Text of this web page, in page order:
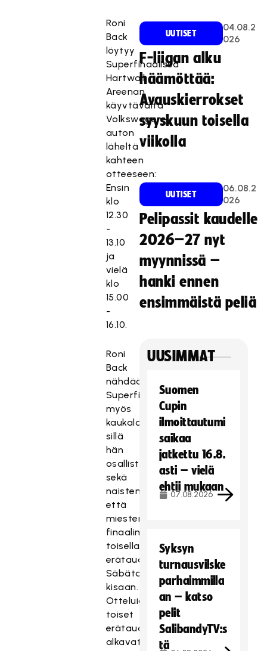
Roni
Back
löytyy
Superfinaalissa
Hartwall
Areenan
käyvtävältä
Volkswagen-
auton
läheltä
kahteen
otteeseen:
Ensin
klo
12.30
-
13.10
ja
vielä
klo
15.00
-
16.10.
Roni
Back
nähdään
Superfinaalissa
myös
kaukalossa,
sillä
hän
osallistuu
sekä
naisten
että
miesten
finaalin
toisella
erätauollla
Säbätaituri-
kisaan.
Otteluiden
toiset
erätauot
alkavat
T
ä
m
ä
si
s
äl
t
ö
o
n
e
s
UUTISET
04.08.2
026
F-liigan alku
häämöttää:
Avauskierrokset
syyskuun toisella
viikolla
UUTISET
06.08.2
026
Pelipassit kaudelle
2026–27 nyt
myynnissä –
hanki ennen
ensimmäistä peliä
UUSIMMAT
Suomen
Cupin
ilmoittautumi
saikaa
jatkettu 16.8.
asti – vielä
ehtii mukaan
07.08.2026
Syksyn
turnausvilske
parhaimmilla
an – katso
pelit
SalibandyTV:s
tä